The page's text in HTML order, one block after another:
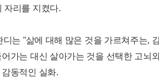
자리를 지켰다.
는 "삶에 대해 많은 것을 가르쳐주는,
가는 대신 살아가는 것을 선택한 고뇌
동적인 실화.